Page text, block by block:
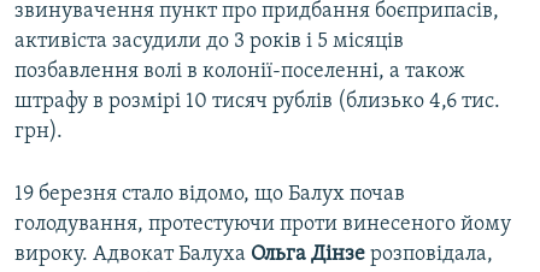
звинувачення пункт про придбання боєприпасів,
активіста засудили до 3 років і 5 місяців
позбавлення волі в колонії-поселенні, а також
штрафу в розмірі 10 тисяч рублів (близько 4,6 тис.
грн).
19 березня стало відомо, що Балух почав
голодування, протестуючи проти винесеного йому
вироку. Адвокат Балуха Ольга Дінзе розповідала,